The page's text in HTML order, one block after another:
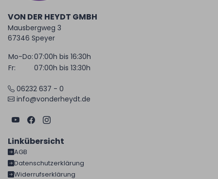
VON DER HEYDT GMBH
Mausbergweg 3
67346 Speyer
Mo-Do:07:00h bis 16:30h
Fr:
07:00h bis 13:30h
06232 637 - 0
info@vonderheydt.de
Linkübersicht
AGB
Datenschutzerklärung
Widerrufserklärung